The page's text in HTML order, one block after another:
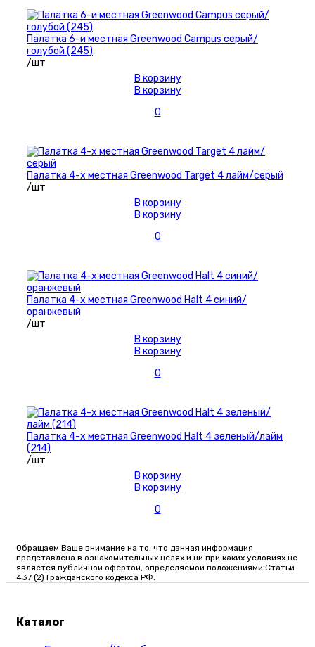
Палатка 6-и местная Greenwood Campus серый/
голубой (245)
/шт
В корзину
В корзину
0
Палатка 4-х местная Greenwood Target 4 лайм/серый
/шт
В корзину
В корзину
0
Палатка 4-х местная Greenwood Halt 4 синий/
оранжевый
/шт
В корзину
В корзину
0
Палатка 4-х местная Greenwood Halt 4 зеленый/лайм
(214)
/шт
В корзину
В корзину
0
Обращаем Ваше внимание на то, что данная информация
представлена в ознакомительных целях и ни при каких условиях не
является публичной офертой, определяемой положениями Статьи
437 (2) Гражданского кодекса РФ.
Каталог